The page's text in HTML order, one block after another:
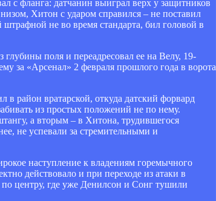
с фланга: датчанин выиграл верх у защитников
Хитон с ударом справился – не поставил
не во время стандарта, бил головой в
поля и переадресовал ее на Велу, 19-
за «Арсенал» 2 февраля прошлого года в ворота
в район вратарской, откуда датский форвард
из простых положений не по нему.
а вторым – в Хитона, трудившегося
не успевали за стремительными и
наступление к владениям горемычного
действовало и при переходе из атаки в
по центру, где уже Денилсон и Сонг тушили